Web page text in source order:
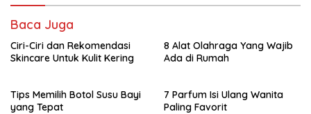
Baca Juga
Ciri-Ciri dan Rekomendasi
Skincare Untuk Kulit Kering
8 Alat Olahraga Yang Wajib
Ada di Rumah
Tips Memilih Botol Susu Bayi
yang Tepat
7 Parfum Isi Ulang Wanita
Paling Favorit